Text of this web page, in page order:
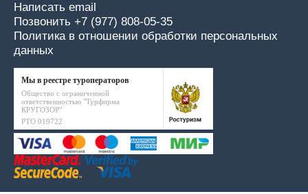
Написать email
Позвонить +7 (977) 808-05-35
Политика в отношении обработки персональных
данных
Мы в реестре туроператоров
Общество с ограниченной
ответственностью "Турфирма
КРУГОЗОР"
РТО 019722